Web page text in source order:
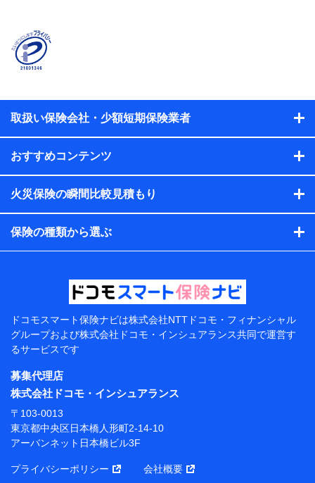
当社又は株式会社NTTドコモが提供する保険関連サービスに
おけるユーザ登録受付および管理のため
当社又は株式会社NTTドコモと取引のあるもしくは委託を受
れらに付帯、関連する当社、株式会社NTTドコモおよび提携
会社のサービスを案内、提供するため
析して、お客さまの趣味・嗜好・傾向に応じたサービス・商
各種セミナーの開催のため
コンサルティングサービスの実施のため
アンケートやキャンペーン等の実施のため
上記に係る案内・手続き・管理等付帯業務を行うため
当該個人データを取り扱う各共同利用者（詳細は次のと
東京都千代田区永田町2丁目11番1号 山王パークタワー
株式会社NTTドコモ 代表取締役社長 前田 義晃
東京都中央区日本橋人形町2-14-10 アーバンネット日
本橋ビル 3F
長 吉村 忠義
※ 当社および株式会社NTTドコモは、お客さまの情報
ソナルデータ憲章」に定める行動原則を順守します 。
取扱い保険会社・少額短期保険業者
おすすめコンテンツ
火災保険の瞬間比較見積もり
保険の種類から選ぶ
ドコモスマート保険ナビは株式会社NTTドコモ・フィナンシャル
グループおよび株式会社ドコモ・インシュアランス共同で運営す
るサービスです
募集代理店
株式会社ドコモ・インシュアランス
〒103-0013
東京都中央区日本橋人形町2-14-10
アーバンネット日本橋ビル3F
プライバシーポリシー 会社概要